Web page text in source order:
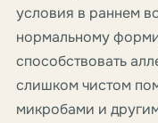
условия в раннем
нормальному
способствовать
слишком чистом
микробами и